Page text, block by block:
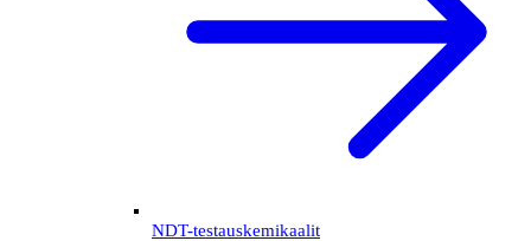
NDT-testauskemikaalit